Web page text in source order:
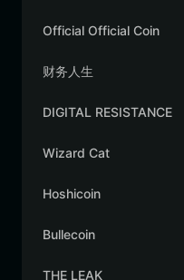
Official Official Coin
财务人生
DIGITAL RESISTANCE
Wizard Cat
Hoshicoin
Bullecoin
THE LEAK